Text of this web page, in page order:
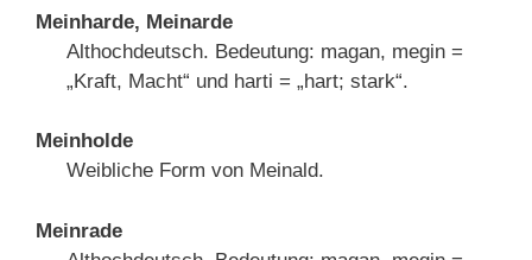
Meinharde, Meinarde
Althochdeutsch. Bedeutung: magan, megin =
„Kraft, Macht“ und harti = „hart; stark“.
Meinholde
Weibliche Form von Meinald.
Meinrade